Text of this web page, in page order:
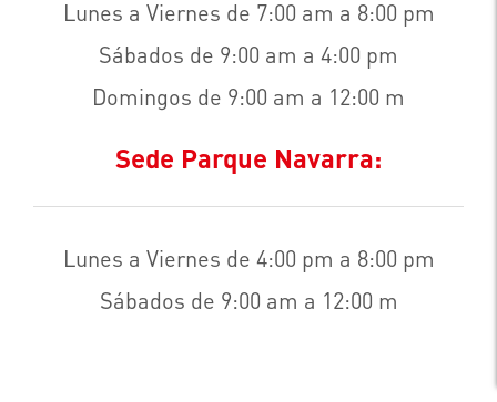
Lunes a Viernes de 7:00 am a 8:00 pm
Sábados de 9:00 am a 4:00 pm
Domingos de 9:00 am a 12:00 m
Sede Parque Navarra:
Lunes a Viernes de 4:00 pm a 8:00 pm
Sábados de 9:00 am a 12:00 m